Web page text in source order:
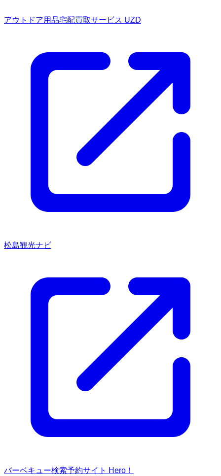
アウトドア用品宅配買取サービス UZD
松島観光ナビ
バーベキュー検索予約サイト Hero！